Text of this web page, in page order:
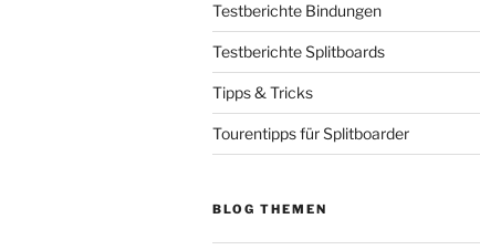
Testberichte Bindungen
Testberichte Splitboards
Tipps & Tricks
Tourentipps für Splitboarder
BLOG THEMEN